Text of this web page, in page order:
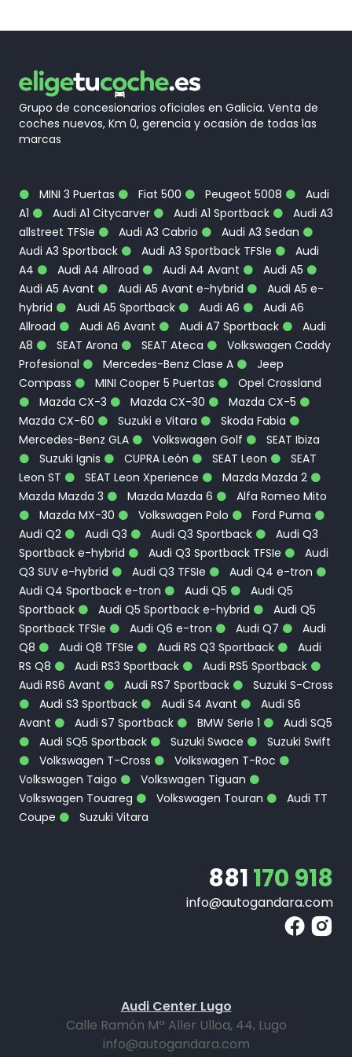
Grupo de concesionarios oficiales en Galicia. Venta de
coches nuevos, Km 0, gerencia y ocasión de todas las
marcas
MINI 3 Puertas Fiat 500 Peugeot 5008
Audi
A1
Audi A1 Citycarver Audi A1 Sportback
Audi A3
allstreet TFSIe
Audi A3 Cabrio
Audi A3 Sedan
Audi A3 Sportback
Audi A3 Sportback TFSIe
Audi
A4
Audi A4 Allroad Audi A4 Avant
Audi A5
Audi A5 Avant
Audi A5 Avant e-hybrid
Audi A5 e-
hybrid
Audi A5 Sportback Audi A6
Audi A6
Allroad
Audi A6 Avant Audi A7 Sportback
Audi
A8
SEAT Arona SEAT Ateca
Volkswagen Caddy
Profesional
Mercedes-Benz Clase A
Jeep
Compass
MINI Cooper 5 Puertas
Opel Crossland
Mazda CX-3
Mazda CX-30
Mazda CX-5
Mazda CX-60
Suzuki e Vitara
Skoda Fabia
Mercedes-Benz GLA
Volkswagen Golf
SEAT Ibiza
Suzuki Ignis
CUPRA León SEAT Leon
SEAT
Leon ST
SEAT Leon Xperience
Mazda Mazda 2
Mazda Mazda 3
Mazda Mazda 6
Alfa Romeo Mito
Mazda MX-30
Volkswagen Polo
Ford Puma
Audi Q2
Audi Q3 Audi Q3 Sportback
Audi Q3
Sportback e-hybrid
Audi Q3 Sportback TFSIe
Audi
Q3 SUV e-hybrid
Audi Q3 TFSIe
Audi Q4 e-tron
Audi Q4 Sportback e-tron
Audi Q5
Audi Q5
Sportback
Audi Q5 Sportback e-hybrid
Audi Q5
Sportback TFSIe
Audi Q6 e-tron Audi Q7
Audi
Q8
Audi Q8 TFSIe Audi RS Q3 Sportback
Audi
RS Q8
Audi RS3 Sportback
Audi RS5 Sportback
Audi RS6 Avant
Audi RS7 Sportback
Suzuki S-Cross
Audi S3 Sportback
Audi S4 Avant
Audi S6
Avant
Audi S7 Sportback BMW Serie 1
Audi SQ5
Audi SQ5 Sportback
Suzuki Swace
Suzuki Swift
Volkswagen T-Cross
Volkswagen T-Roc
Volkswagen Taigo
Volkswagen Tiguan
Volkswagen Touareg
Volkswagen Touran
Audi TT
Coupe
Suzuki Vitara
881170 918
info@autogandara.com
Audi Center Lugo
Calle Ramón Mª Aller Ulloa, 44, Lugo
info@autogandara.com